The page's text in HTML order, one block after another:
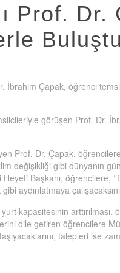
Prof. Dr.
Buluştu
İbrahim Çapak, öğrenci
görüşen Prof. Dr.
Prof. Dr. Çapak,
değişikliği gibi dünyanın
Başkanı, öğrencilere,
aydınlatmaya
kapasitesinin arttırılması,
dile getiren öğrencilere
talepleri ise